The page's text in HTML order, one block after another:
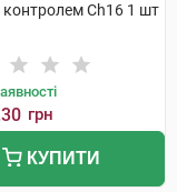
контролем Ch16 1 шт
грн
КУПИТИ